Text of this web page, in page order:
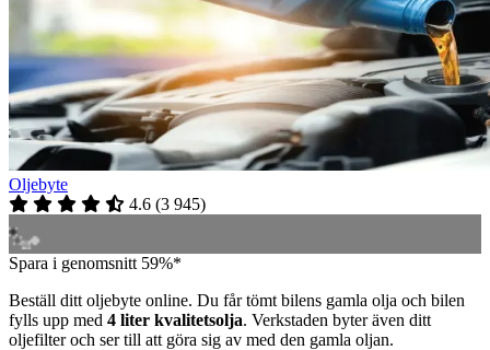
Oljebyte
4.6 (3 945)
Spara i genomsnitt 59%*
Beställ ditt oljebyte online. Du får tömt bilens gamla olja och bilen
fylls upp med 4 liter kvalitetsolja. Verkstaden byter även ditt
oljefilter och ser till att göra sig av med den gamla oljan.